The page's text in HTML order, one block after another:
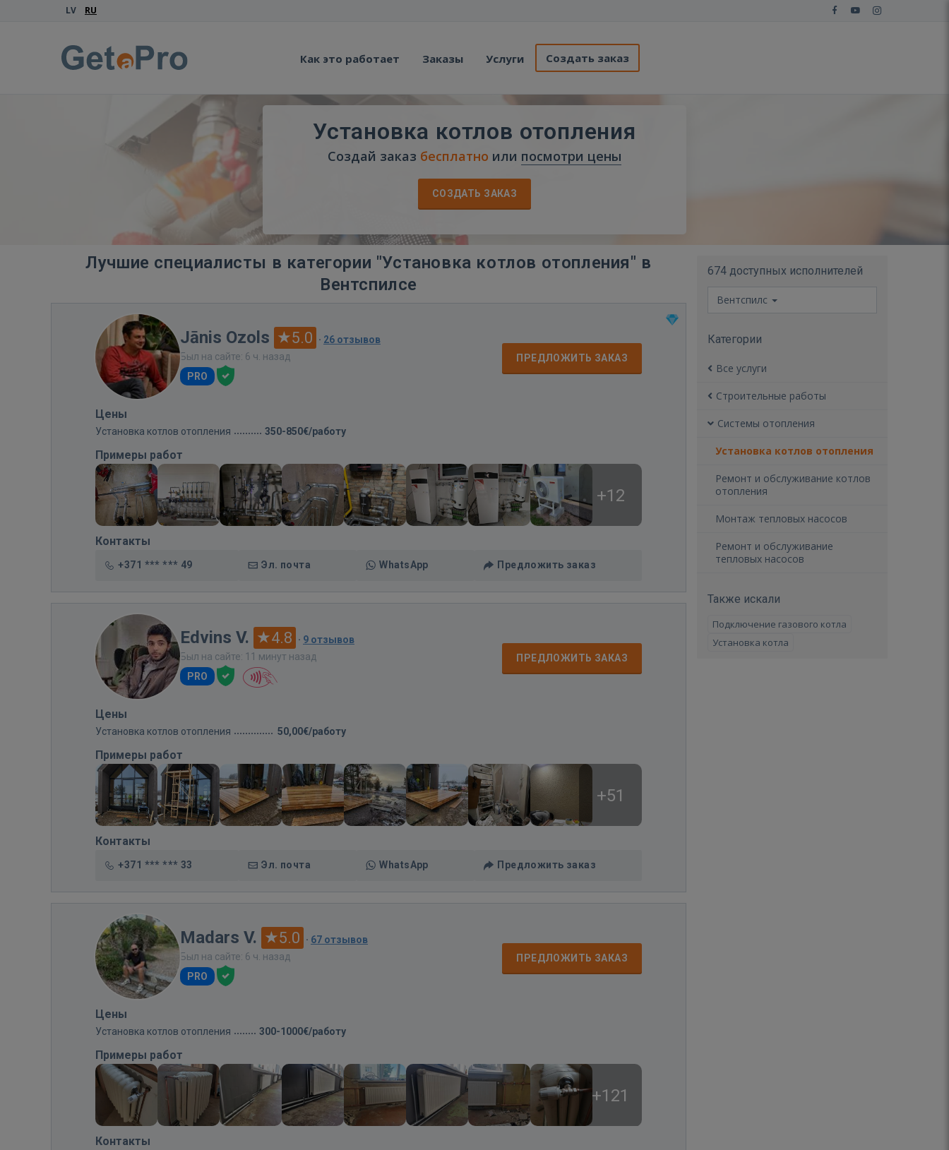
LV RU
Как это работает Заказы Услуги Создать заказ
Установка котлов отопления
Создай заказ бесплатно или посмотри цены
СОЗДАТЬ ЗАКАЗ
Лучшие специалисты в категории "Установка котлов отопления" в
Вентспилсе
Jānis Ozols 5.0 · 26 отзывов
Был на сайте: 6 ч. назад
PRO
ПРЕДЛОЖИТЬ ЗАКАЗ
Цены
Установка котлов отопления 350-850€/работу
Примеры работ
+12
Контакты
+371 *** *** 49 Эл. почта WhatsApp Предложить заказ
Edvins V. 4.8 · 9 отзывов
Был на сайте: 11 минут назад
PRO
ПРЕДЛОЖИТЬ ЗАКАЗ
Цены
Установка котлов отопления 50,00€/работу
Примеры работ
+51
Контакты
+371 *** *** 33 Эл. почта WhatsApp Предложить заказ
Madars V. 5.0 · 67 отзывов
Был на сайте: 6 ч. назад
PRO
ПРЕДЛОЖИТЬ ЗАКАЗ
Цены
Установка котлов отопления 300-1000€/работу
Примеры работ
+121
Контакты
674 доступных исполнителей
Вентспилс
Категории
Все услуги
Строительные работы
Системы отопления
Установка котлов отопления
Ремонт и обслуживание котлов
отопления
Монтаж тепловых насосов
Ремонт и обслуживание
тепловых насосов
Также искали
Подключение газового котла
Установка котла